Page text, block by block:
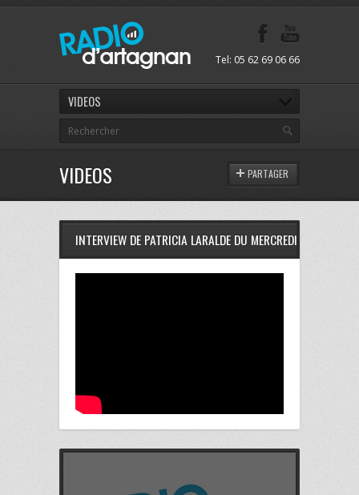
Tel: 05 62 69 06 66
VIDEOS
VIDEOS PARTAGER
INTERVIEW DE PATRICIA LARALDE DU MERCREDI 17